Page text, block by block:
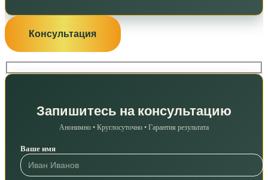
Консультация
Запишитесь на консультацию
Анонимно • Круглосуточно • Гарантия результата
Ваше имя